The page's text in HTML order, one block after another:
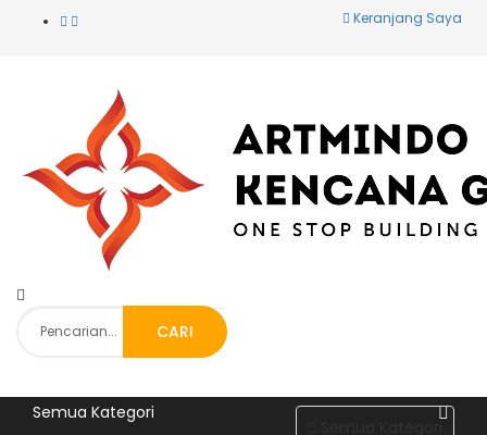
Keranjang Saya
CARI
Semua Kategori